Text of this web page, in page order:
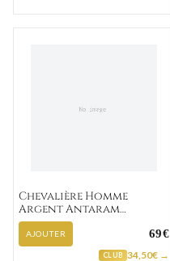
Chevalière Homme
Argent Antaram
Zirconium
AJOUTER 69€
CLUB 34,50€ →